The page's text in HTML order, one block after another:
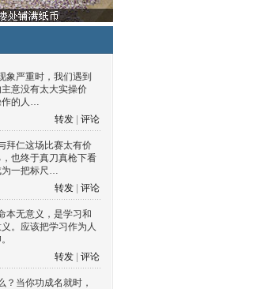
象严重时，我们遇到
意没有太大实操价
作的人…
转发
评论
拜仁这场比赛太有价
也终于真刀真枪下看
为一把标尺…
转发
评论
本无意义，是学习和
。应该把学习作为人
转发
评论
？当你功成名就时，